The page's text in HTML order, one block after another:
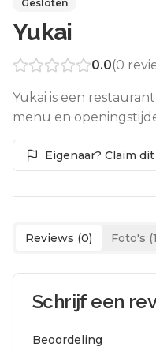
Gesloten
Yukai
0.0(0
Yukai is een
menu en
Eigenaar? Claim
Reviews (0) Foto's (1
Schrijf een
Beoordeling